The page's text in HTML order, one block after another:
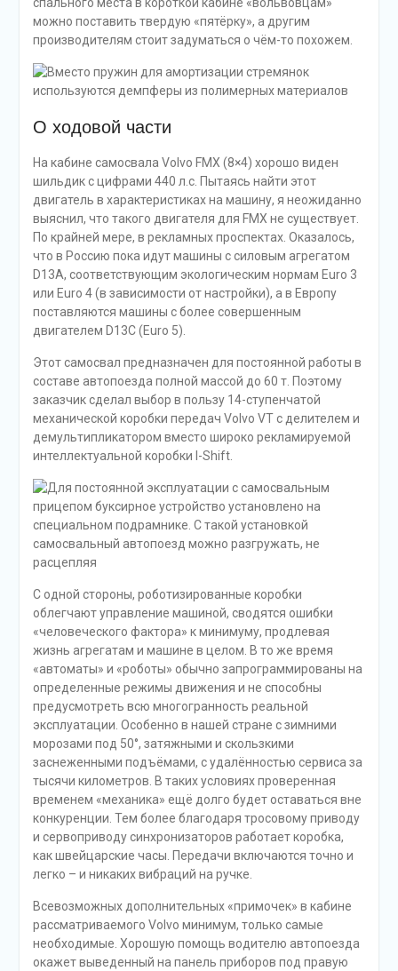
спального места в короткой кабине «вольвовцам»
можно поставить твердую «пятёрку», а другим
производителям стоит задуматься о чём-то похожем.
О ходовой части
На кабине самосвала Volvo FMX (8×4) хорошо виден
шильдик с цифрами 440 л.с. Пытаясь найти этот
двигатель в характеристиках на машину, я неожиданно
выяснил, что такого двигателя для FMX не существует.
По крайней мере, в рекламных проспектах. Оказалось,
что в Россию пока идут машины с силовым агрегатом
D13A, соответствующим экологическим нормам Euro 3
или Euro 4 (в зависимости от настройки), а в Европу
поставляются машины с более совершенным
двигателем D13C (Euro 5).
Этот самосвал предназначен для постоянной работы в
составе автопоезда полной массой до 60 т. Поэтому
заказчик сделал выбор в пользу 14-ступенчатой
механической коробки передач Volvo VT с делителем и
демультипликатором вместо широко рекламируемой
интеллектуальной коробки I-Shift.
С одной стороны, роботизированные коробки
облегчают управление машиной, сводятся ошибки
«человеческого фактора» к минимуму, продлевая
жизнь агрегатам и машине в целом. В то же время
«автоматы» и «роботы» обычно запрограммированы на
определенные режимы движения и не способны
предусмотреть всю многогранность реальной
эксплуатации. Особенно в нашей стране с зимними
морозами под 50°, затяжными и скользкими
заснеженными подъёмами, с удалённостью сервиса за
тысячи километров. В таких условиях проверенная
временем «механика» ещё долго будет оставаться вне
конкуренции. Тем более благодаря тросовому приводу
и сервоприводу синхронизаторов работает коробка,
как швейцарские часы. Передачи включаются точно и
легко – и никаких вибраций на ручке.
Всевозможных дополнительных «примочек» в кабине
рассматриваемого Volvo минимум, только самые
необходимые. Хорошую помощь водителю автопоезда
окажет выведенный на панель приборов под правую